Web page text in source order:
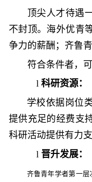
顶尖人才待遇
不封顶。海外优青
争力的薪酬；齐鲁
符合条件者，
l 科研资源：
学校依据岗位
提供充足的经费支
科研活动提供有力支
l 晋升发展：
齐鲁青年学者第一